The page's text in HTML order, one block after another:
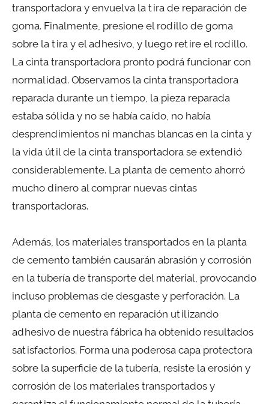
transportadora y envuelva la tira de reparación de
goma. Finalmente, presione el rodillo de goma
sobre la tira y el adhesivo, y luego retire el rodillo.
La cinta transportadora pronto podrá funcionar con
normalidad. Observamos la cinta transportadora
reparada durante un tiempo, la pieza reparada
estaba sólida y no se había caído, no había
desprendimientos ni manchas blancas en la cinta y
la vida útil de la cinta transportadora se extendió
considerablemente. La planta de cemento ahorró
mucho dinero al comprar nuevas cintas
transportadoras.
Además, los materiales transportados en la planta
de cemento también causarán abrasión y corrosión
en la tubería de transporte del material, provocando
incluso problemas de desgaste y perforación. La
planta de cemento en reparación utilizando
adhesivo de nuestra fábrica ha obtenido resultados
satisfactorios. Forma una poderosa capa protectora
sobre la superficie de la tubería, resiste la erosión y
corrosión de los materiales transportados y